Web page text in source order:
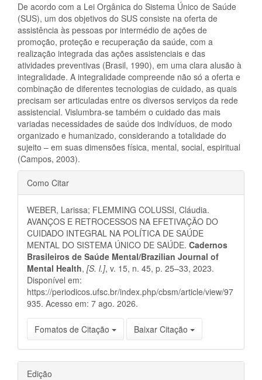
De acordo com a Lei Orgânica do Sistema Único de Saúde
(SUS), um dos objetivos do SUS consiste na oferta de
assistência às pessoas por intermédio de ações de
promoção, proteção e recuperação da saúde, com a
realização integrada das ações assistenciais e das
atividades preventivas (Brasil, 1990), em uma clara alusão à
integralidade. A integralidade compreende não só a oferta e
combinação de diferentes tecnologias de cuidado, as quais
precisam ser articuladas entre os diversos serviços da rede
assistencial. Vislumbra-se também o cuidado das mais
variadas necessidades de saúde dos indivíduos, de modo
organizado e humanizado, considerando a totalidade do
sujeito – em suas dimensões física, mental, social, espiritual
(Campos, 2003).
Detalhes
do
artigo
Como Citar
WEBER, Larissa; FLEMMING COLUSSI, Cláudia.
AVANÇOS E RETROCESSOS NA EFETIVAÇÃO DO
CUIDADO INTEGRAL NA POLÍTICA DE SAÚDE
MENTAL DO SISTEMA ÚNICO DE SAÚDE. Cadernos
Brasileiros de Saúde Mental/Brazilian Journal of
Mental Health, [S. l.], v. 15, n. 45, p. 25–33, 2023.
Disponível em:
https://periodicos.ufsc.br/index.php/cbsm/article/view/97
935. Acesso em: 7 ago. 2026.
Fomatos de Citação Baixar Citação
Edição